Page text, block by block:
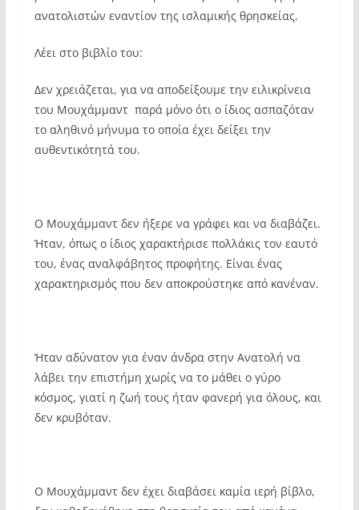
ανατολιστών εναντίον της ισλαμικής θρησκείας.
Λέει στο βιβλίο του:
Δεν χρειάζεται, για να αποδείξουμε την ειλικρίνεια
του Μουχάμμαντ παρά μόνο ότι ο ίδιος ασπαζόταν
το αληθινό μήνυμα το οποία έχει δείξει την
αυθεντικότητά του.
Ο Μουχάμμαντ δεν ήξερε να γράφει και να διαβάζει.
Ήταν, όπως ο ίδιος χαρακτήρισε πολλάκις τον εαυτό
του, ένας αναλφάβητος προφήτης. Είναι ένας
χαρακτηρισμός που δεν αποκρούστηκε από κανέναν.
Ήταν αδύνατον για έναν άνδρα στην Ανατολή να
λάβει την επιστήμη χωρίς να το μάθει ο γύρο
κόσμος, γιατί η ζωή τους ήταν φανερή για όλους, και
δεν κρυβόταν.
Ο Μουχάμμαντ δεν έχει διαβάσει καμία ιερή βίβλο,